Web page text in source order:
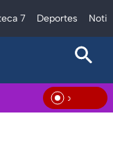
7 Deportes
En